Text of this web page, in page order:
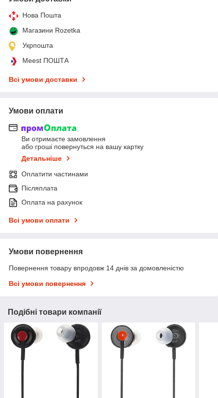
Нова Пошта
Магазини Rozetka
Укрпошта
Meest ПОШТА
Всі умови доставки
Умови оплати
Ви отримаєте замовлення
або гроші повернуться на вашу картку
Детальніше
Оплатити частинами
Післяплата
Оплата на рахунок
Всі умови оплати
Умови повернення
Повернення товару впродовж 14 днів за домовленістю
Всі умови повернення
Подібні товари компанії